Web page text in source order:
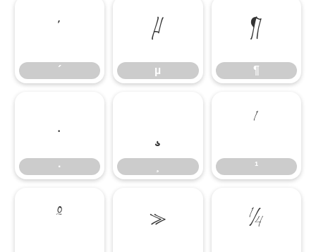
´
´
µ
µ
¶
¶
·
·
¸ ¹
¹
º » ¼